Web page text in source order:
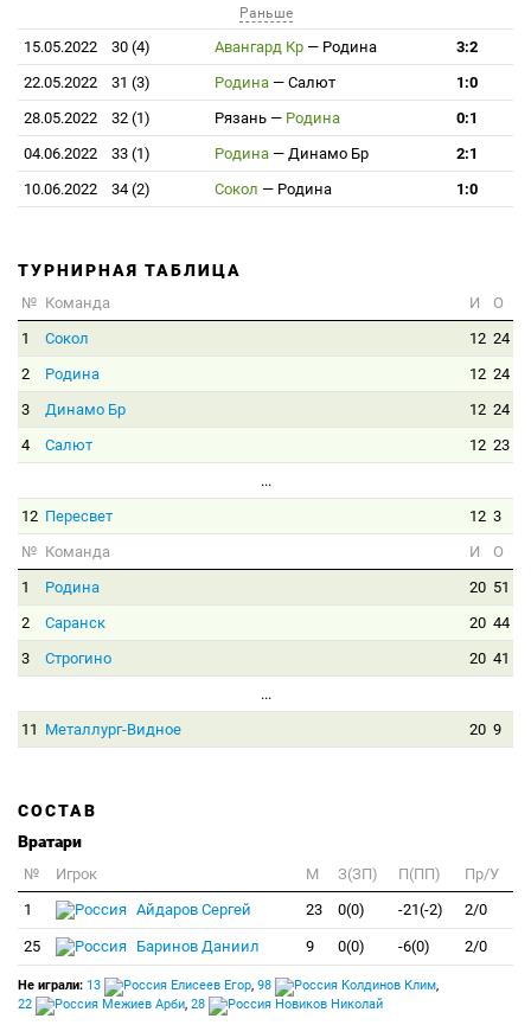
Раньше
15.05.2022 30 (4) Авангард Кр — Родина
3:2
22.05.2022
31 (3) Родина — Салют
1:0
28.05.2022
32 (1) Рязань — Родина
0:1
04.06.2022
33 (1) Родина — Динамо Бр
2:1
10.06.2022
34 (2) Сокол — Родина 1:0
ТУРНИРНАЯ ТАБЛИЦА
№ Команда И
О
1
Сокол 12 24
2
Родина 12 24
3
Динамо Бр 12 24
4
Салют 12 23
...
12 Пересвет 12 3
№ Команда И
О
1
Родина 20 51
2
Саранск 20 44
3
Строгино 20 41
...
11 Металлург-Видное 20 9
СОСТАВ
Вратари
№ Игрок M З(ЗП) П(ПП)
Пр/У
1
Айдаров Сергей 23 0(0) -21(-2) 2/0
25 Баринов Даниил 9 0(0) -6(0) 2/0
Не играли: 13 Елисеев Егор, 98 Колдинов Клим,
22
Межиев Арби, 28 Новиков Николай